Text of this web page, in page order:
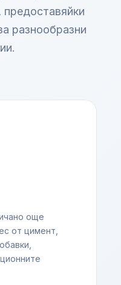
разнообразни
още
от цимент,